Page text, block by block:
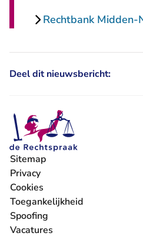
Rechtbank Midden-
Deel dit nieuwsbericht:
Sitemap
Privacy
Cookies
Toegankelijkheid
Spoofing
Vacatures